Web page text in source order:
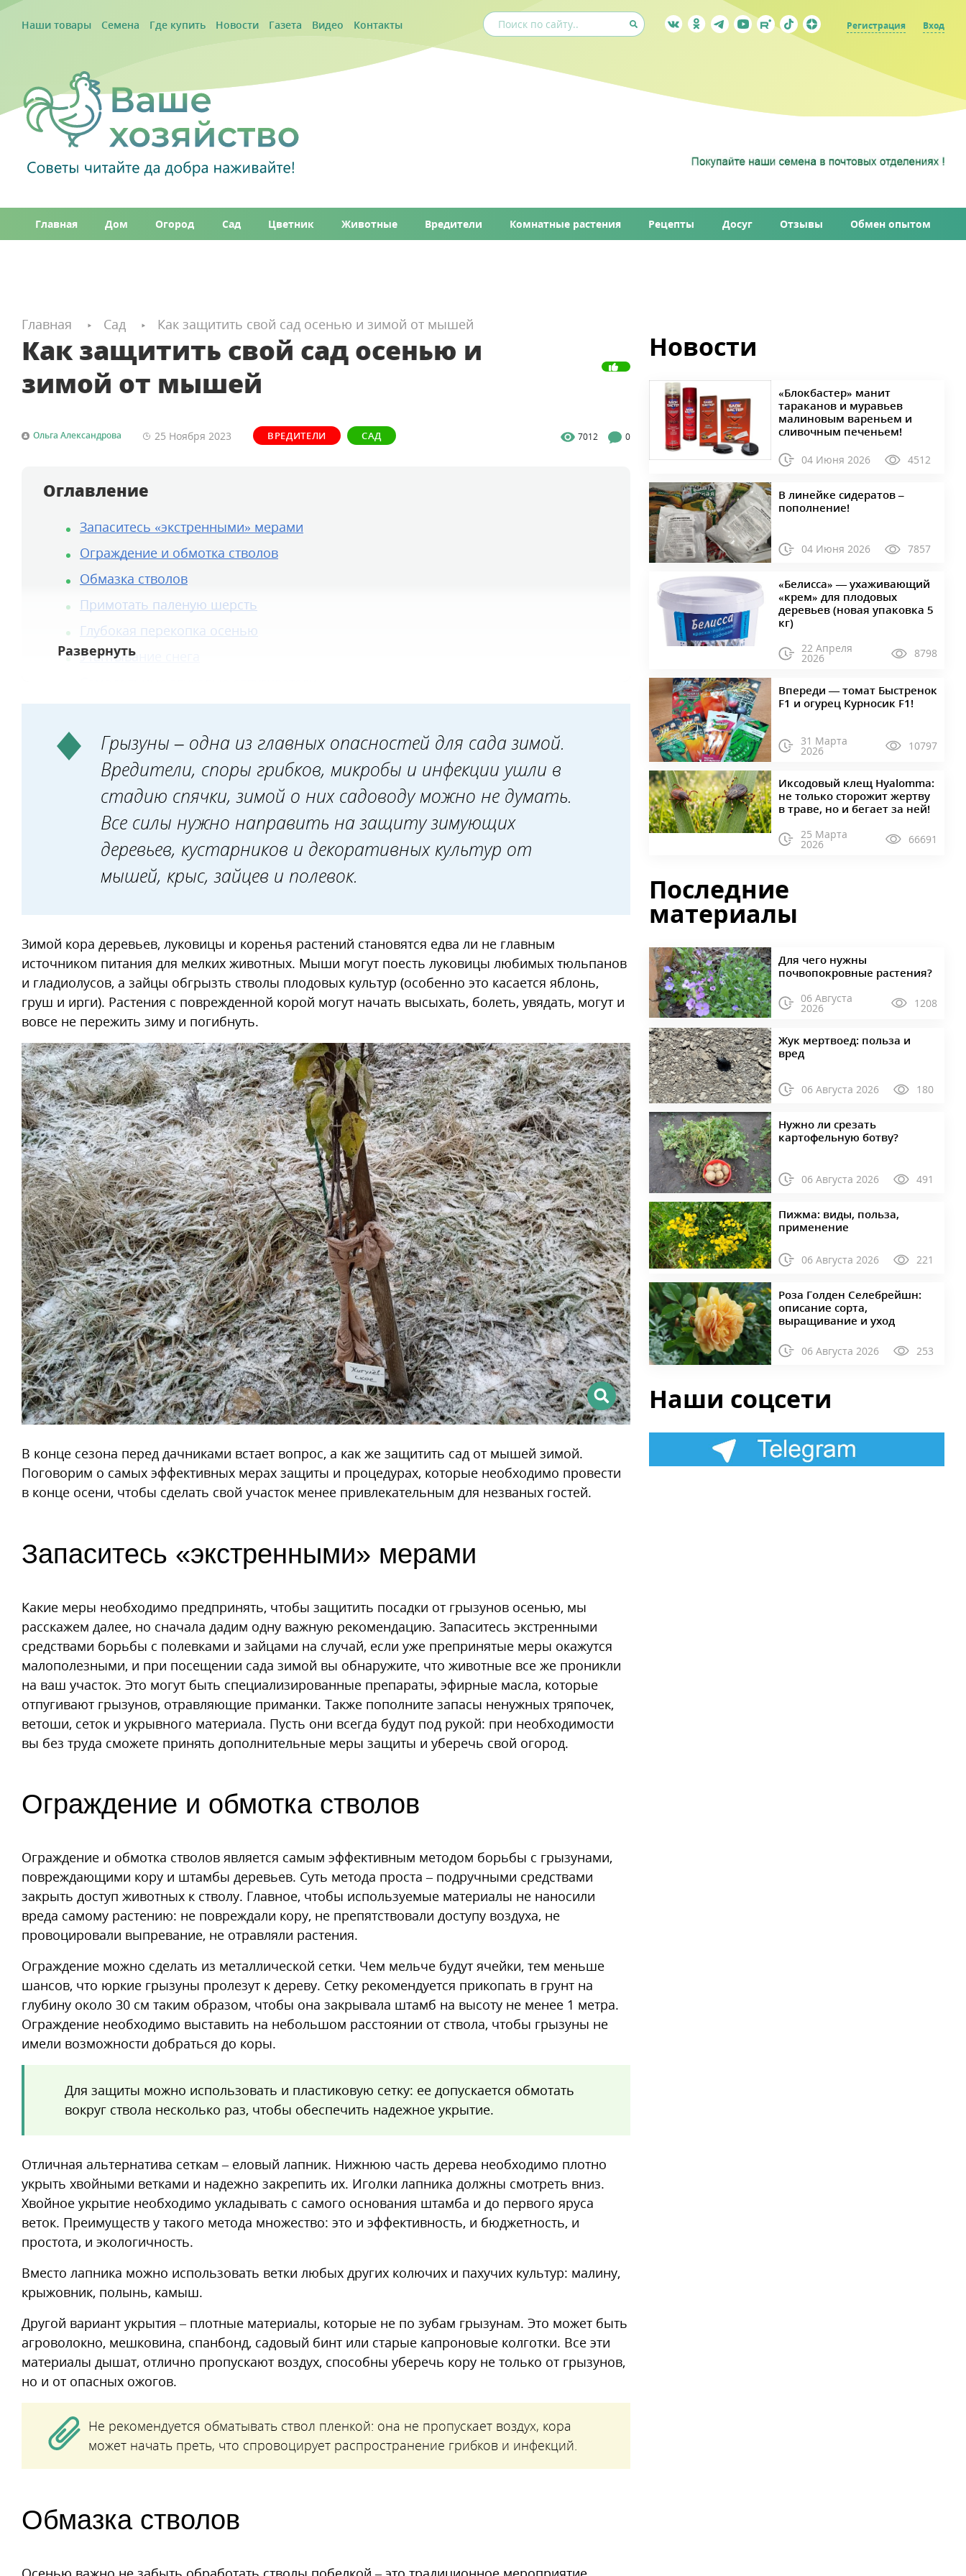
Наши товары Семена Где купить Новости Газета Видео Контакты Регистрация Вход
Главная Дом Огород Сад Цветник Животные Вредители Комнатные растения Рецепты Досуг Отзывы Обмен опытом
Главная Сад Как защитить свой сад осенью и зимой от мышей
Как защитить свой сад осенью и
зимой от мышей
Ольга Александрова 25 Ноября 2023 ВРЕДИТЕЛИ САД 7012 0
Оглавление
Запаситесь «экстренными» мерами
Ограждение и обмотка стволов
Обмазка стволов
Примотать паленую шерсть
Глубокая перекопка осенью
Утаптывание снега
Приманки и отравы
Грызуны – одна из главных опасностей для сада зимой.
Вредители, споры грибков, микробы и инфекции ушли в
стадию спячки, зимой о них садоводу можно не думать.
Все силы нужно направить на защиту зимующих
деревьев, кустарников и декоративных культур от
мышей, крыс, зайцев и полевок.
Зимой кора деревьев, луковицы и коренья растений становятся едва ли не главным
источником питания для мелких животных. Мыши могут поесть луковицы любимых тюльпанов
и гладиолусов, а зайцы обгрызть стволы плодовых культур (особенно это касается яблонь,
груш и ирги). Растения с поврежденной корой могут начать высыхать, болеть, увядать, могут и
вовсе не пережить зиму и погибнуть.
В конце сезона перед дачниками встает вопрос, а как же защитить сад от мышей зимой.
Поговорим о самых эффективных мерах защиты и процедурах, которые необходимо провести
в конце осени, чтобы сделать свой участок менее привлекательным для незваных гостей.
Запаситесь «экстренными» мерами
Какие меры необходимо предпринять, чтобы защитить посадки от грызунов осенью, мы
расскажем далее, но сначала дадим одну важную рекомендацию. Запаситесь экстренными
средствами борьбы с полевками и зайцами на случай, если уже препринятые меры окажутся
малополезными, и при посещении сада зимой вы обнаружите, что животные все же проникли
на ваш участок. Это могут быть специализированные препараты, эфирные масла, которые
отпугивают грызунов, отравляющие приманки. Также пополните запасы ненужных тряпочек,
ветоши, сеток и укрывного материала. Пусть они всегда будут под рукой: при необходимости
вы без труда сможете принять дополнительные меры защиты и уберечь свой огород.
Ограждение и обмотка стволов
Ограждение и обмотка стволов является самым эффективным методом борьбы с грызунами,
повреждающими кору и штамбы деревьев. Суть метода проста – подручными средствами
закрыть доступ животных к стволу. Главное, чтобы используемые материалы не наносили
вреда самому растению: не повреждали кору, не препятствовали доступу воздуха, не
провоцировали выпревание, не отравляли растения.
Ограждение можно сделать из металлической сетки. Чем мельче будут ячейки, тем меньше
шансов, что юркие грызуны пролезут к дереву. Сетку рекомендуется прикопать в грунт на
глубину около 30 см таким образом, чтобы она закрывала штамб на высоту не менее 1 метра.
Ограждение необходимо выставить на небольшом расстоянии от ствола, чтобы грызуны не
имели возможности добраться до коры.
Для защиты можно использовать и пластиковую сетку: ее допускается обмотать
вокруг ствола несколько раз, чтобы обеспечить надежное укрытие.
Отличная альтернатива сеткам – еловый лапник. Нижнюю часть дерева необходимо плотно
укрыть хвойными ветками и надежно закрепить их. Иголки лапника должны смотреть вниз.
Хвойное укрытие необходимо укладывать с самого основания штамба и до первого яруса
веток. Преимуществ у такого метода множество: это и эффективность, и бюджетность, и
простота, и экологичность.
Вместо лапника можно использовать ветки любых других колючих и пахучих культур: малину,
крыжовник, полынь, камыш.
Другой вариант укрытия – плотные материалы, которые не по зубам грызунам. Это может быть
агроволокно, мешковина, спанбонд, садовый бинт или старые капроновые колготки. Все эти
материалы дышат, отлично пропускают воздух, способны уберечь кору не только от грызунов,
но и от опасных ожогов.
Не рекомендуется обматывать ствол пленкой: она не пропускает воздух, кора
может начать преть, что спровоцирует распространение грибков и инфекций.
Обмазка стволов
Новости
«Блокбастер» манит
тараканов и муравьев
малиновым вареньем и
сливочным печеньем!
04 Июня 2026 4512
В линейке сидератов –
пополнение!
04 Июня 2026 7857
«Белисса» — ухаживающий
«крем» для плодовых
деревьев (новая упаковка 5
кг)
22 Апреля
2026 8798
Впереди — томат Быстренок
F1 и огурец Курносик F1!
31 Марта
2026 10797
Иксодовый клещ Hyalomma:
не только сторожит жертву
в траве, но и бегает за ней!
25 Марта
2026 66691
Последние
материалы
Для чего нужны
почвопокровные растения?
06 Августа
2026 1208
Жук мертвоед: польза и
вред
06 Августа 2026 180
Нужно ли срезать
картофельную ботву?
06 Августа 2026 491
Пижма: виды, польза,
применение
06 Августа 2026 221
Роза Голден Селебрейшн:
описание сорта,
выращивание и уход
06 Августа 2026 253
Наши соцсети